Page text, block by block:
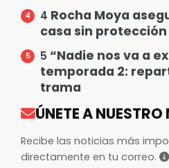
4 Rocha Moya
casa sin
5 “Nadie nos va a
temporada 2:
trama
ÚNETE A NUESTRO
Recibe las noticias más
directamente en tu correo.